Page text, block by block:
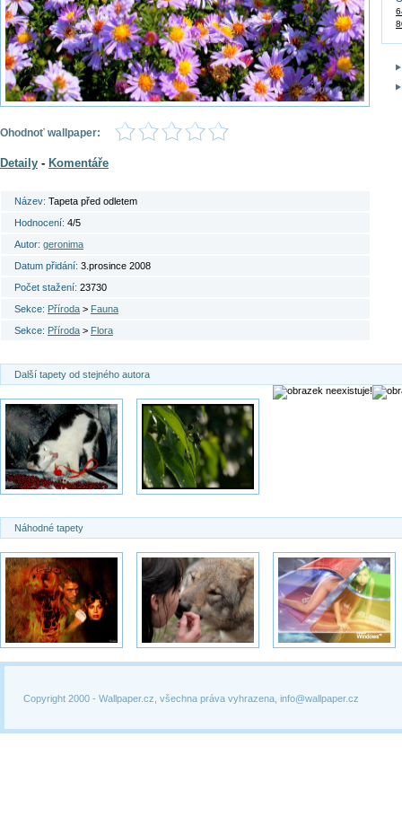
Ohodnoť wallpaper:
Detaily - Komentáře
Název: Tapeta před odletem
Hodnocení: 4/5
Autor: geronima
Datum přidání: 3.prosince 2008
Počet stažení: 23730
Sekce: Příroda > Fauna
Sekce: Příroda > Flora
Další tapety od stejného autora
Náhodné tapety
Copyright 2000 - Wallpaper.cz, všechna práva vyhrazena, info@wallpaper.cz